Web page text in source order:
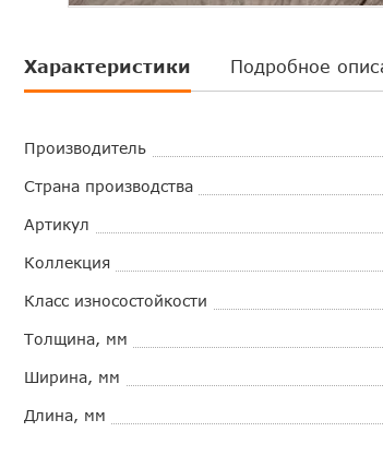
Характеристики Подробное
Производитель
Страна производства
Артикул
Коллекция
Класс износостойкости
Толщина, мм
Ширина, мм
Длина, мм